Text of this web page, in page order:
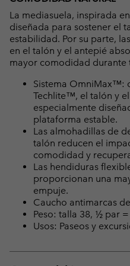
La mediasuela, inspirada
diseñada para sostener el
estabilidad. Por su parte,
en el talón y el antepié
mayor comodidad durante
Sistema OmniMax™:
Techlite™, el talón y
especialmente
plataforma estable.
Las almohadillas de
talón reducen el
comodidad y
Las hendiduras
proporcionan una
empuje.
Caucho antimarcas
Peso: talla 38, ½ par
Usos: Paseos y